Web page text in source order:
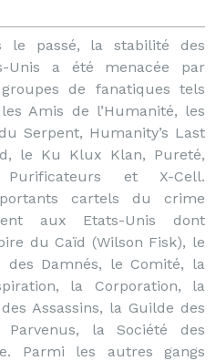
le passé, la stabilité des
Unis a été menacée par
de fanatiques tels
Amis de l’Humanité, les
Serpent, Humanity’s Last
le Ku Klux Klan, Pureté,
et X-Cell.
cartels du crime
aux Etats-Unis dont
du Caïd (Wilson Fisk), le
des Damnés, le Comité, la
la Corporation, la
Assassins, la Guilde des
la Société des
Parmi les autres gangs